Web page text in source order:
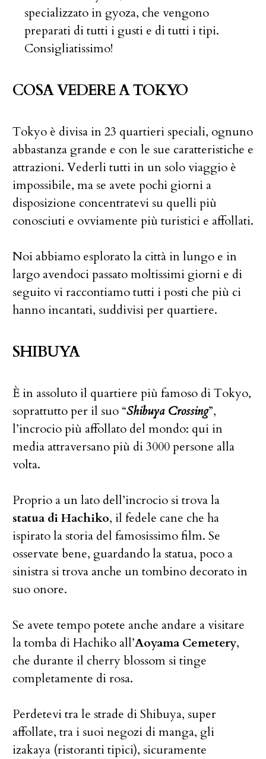
specializzato in gyoza, che vengono
preparati di tutti i gusti e di tutti i tipi.
Consigliatissimo!
COSA VEDERE A TOKYO
Tokyo è divisa in 23 quartieri speciali, ognuno
abbastanza grande e con le sue caratteristiche e
attrazioni. Vederli tutti in un solo viaggio è
impossibile, ma se avete pochi giorni a
disposizione concentratevi su quelli più
conosciuti e ovviamente più turistici e affollati.
Noi abbiamo esplorato la città in lungo e in
largo avendoci passato moltissimi giorni e di
seguito vi raccontiamo tutti i posti che più ci
hanno incantati, suddivisi per quartiere.
SHIBUYA
È in assoluto il quartiere più famoso di Tokyo,
soprattutto per il suo “Shibuya Crossing”,
l’incrocio più affollato del mondo: qui in
media attraversano più di 3000 persone alla
volta.
Proprio a un lato dell’incrocio si trova la
statua di Hachiko, il fedele cane che ha
ispirato la storia del famosissimo film. Se
osservate bene, guardando la statua, poco a
sinistra si trova anche un tombino decorato in
suo onore.
Se avete tempo potete anche andare a visitare
la tomba di Hachiko all’Aoyama Cemetery,
che durante il cherry blossom si tinge
completamente di rosa.
Perdetevi tra le strade di Shibuya, super
affollate, tra i suoi negozi di manga, gli
izakaya (ristoranti tipici), sicuramente